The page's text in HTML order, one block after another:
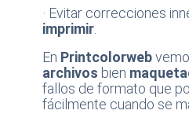
· Evitar correcciones
imprimir.
En Printcolorweb
archivos bien
fallos de formato que
fácilmente cuando se